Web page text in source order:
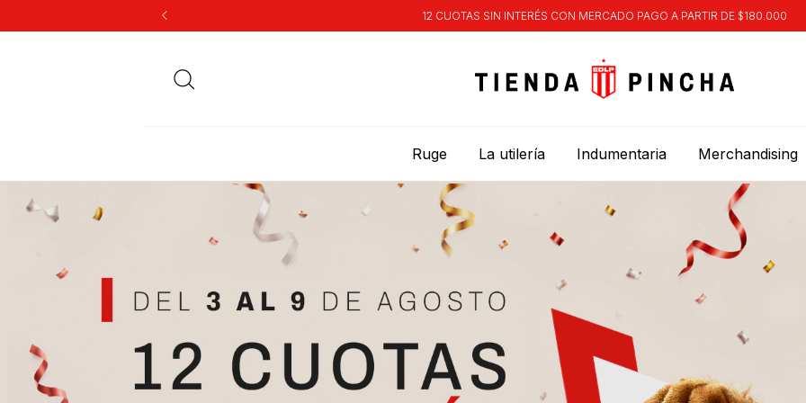
12 CUOTAS SIN INTERÉS CON MERCADO PAGO A PARTIR DE $180.000
Ruge La utilería Indumentaria Merchandising